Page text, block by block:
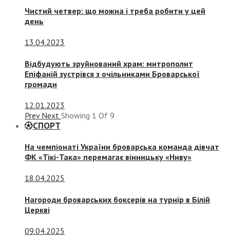
Чистий четвер: що можна і треба робити у цей
день
13.04.2023
Відбудують зруйнований храм: митрополит
Епіфаній зустрівся з очільниками Броварської
громади
12.01.2023
Prev Next Showing 1 Of 9
СПОРТ
На чемпіонаті України броварська команда дівчат
ФК «Тікі-Така» перемагає вінницьку «Ниву»
18.04.2025
Нагороди броварських боксерів на турнір в Білій
Церкві
09.04.2025